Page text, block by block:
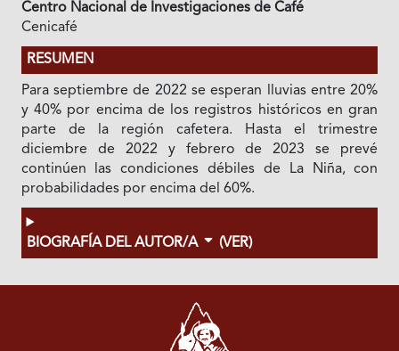
Centro Nacional de Investigaciones de Café
Cenicafé
RESUMEN
Para septiembre de 2022 se esperan lluvias entre 20%
y 40% por encima de los registros históricos en gran
parte de la región cafetera. Hasta el trimestre
diciembre de 2022 y febrero de 2023 se prevé
continúen las condiciones débiles de La Niña, con
probabilidades por encima del 60%.
BIOGRAFÍA DEL AUTOR/A (VER)